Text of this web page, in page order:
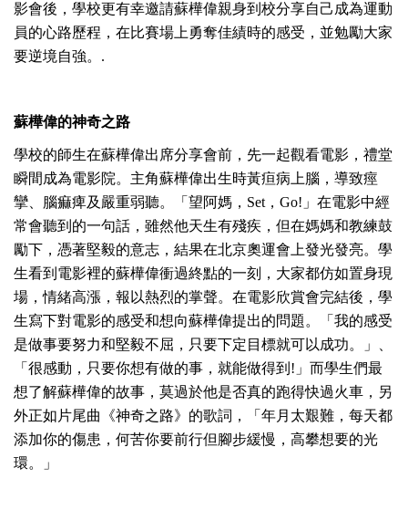
影會後，學校更有幸邀請蘇樺偉親身到校分享自己成為運動
員的心路歷程，在比賽場上勇奪佳績時的感受，並勉勵大家
要逆境自強。.
蘇樺偉的神奇之路
學校的師生在蘇樺偉出席分享會前，先一起觀看電影，禮堂
瞬間成為電影院。主角蘇樺偉出生時黃疸病上腦，導致痙
攣、腦痲痺及嚴重弱聽。「望阿媽，Set，Go!」在電影中經
常會聽到的一句話，雖然他天生有殘疾，但在媽媽和教練鼓
勵下，憑著堅毅的意志，結果在北京奧運會上發光發亮。學
生看到電影裡的蘇樺偉衝過終點的一刻，大家都仿如置身現
場，情緒高漲，報以熱烈的掌聲。在電影欣賞會完結後，學
生寫下對電影的感受和想向蘇樺偉提出的問題。「我的感受
是做事要努力和堅毅不屈，只要下定目標就可以成功。」、
「很感動，只要你想有做的事，就能做得到!」而學生們最
想了解蘇樺偉的故事，莫過於他是否真的跑得快過火車，另
外正如片尾曲《神奇之路》的歌詞，「年月太艱難，每天都
添加你的傷患，何苦你要前行但腳步緩慢，高攀想要的光
環。」